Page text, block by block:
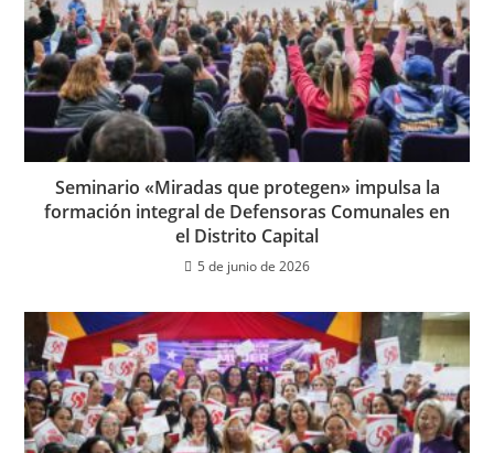
Seminario «Miradas que protegen» impulsa la
formación integral de Defensoras Comunales en
el Distrito Capital
5 de junio de 2026